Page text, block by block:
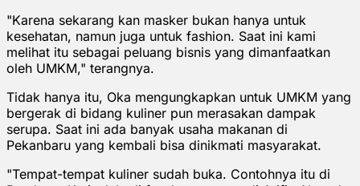
"Karena sekarang kan masker bukan hanya untuk
kesehatan, namun juga untuk fashion. Saat ini kami
melihat itu sebagai peluang bisnis yang dimanfaatkan
oleh UMKM," terangnya.
Tidak hanya itu, Oka mengungkapkan untuk UMKM yang
bergerak di bidang kuliner pun merasakan dampak
serupa. Saat ini ada banyak usaha makanan di
Pekanbaru yang kembali bisa dinikmati masyarakat.
"Tempat-tempat kuliner sudah buka. Contohnya itu di